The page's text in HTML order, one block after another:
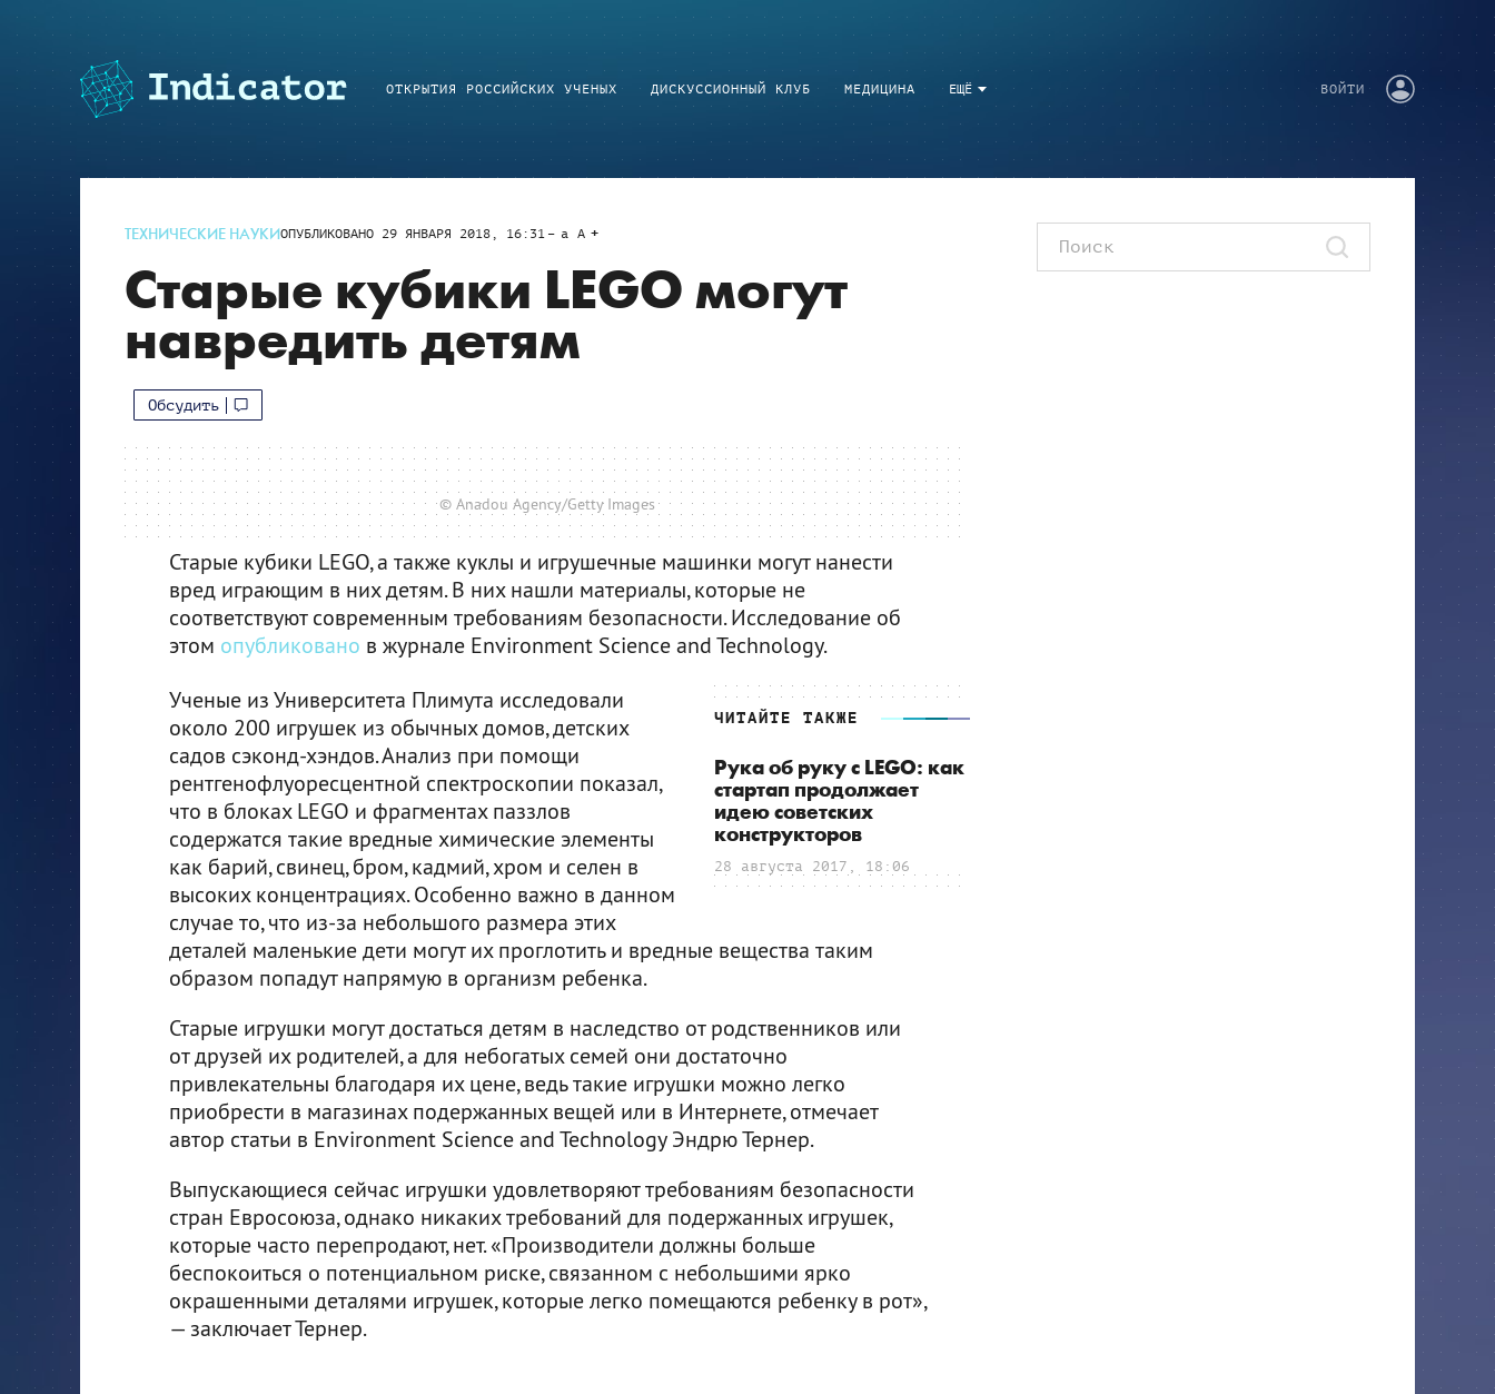
ЕЩЁ
ОТКРЫТИЯ РОССИЙСКИХ УЧЕНЫХ ДИСКУССИОННЫЙ КЛУБ МЕДИЦИНА ВОЙТИ
ТЕХНИЧЕСКИЕ НАУКИОПУБЛИКОВАНО 29 ЯНВАРЯ 2018, 16:31 a A
Старые кубики LEGO могут
навредить детям
Обсудить
© Anadou Agency/Getty Images
Старые кубики LEGO, а также куклы и игрушечные машинки могут нанести
вред играющим в них детям. В них нашли материалы, которые не
соответствуют современным требованиям безопасности. Исследование об
этом опубликовано в журнале Environment Science and Technology.
ЧИТАЙТЕ ТАКЖЕ
Рука об руку с LEGO: как
стартап продолжает
идею советских
конструкторов
28 августа 2017, 18:06
Ученые из Университета Плимута исследовали
около 200 игрушек из обычных домов, детских
садов сэконд-хэндов. Анализ при помощи
рентгенофлуоресцентной спектроскопии показал,
что в блоках LEGO и фрагментах паззлов
содержатся такие вредные химические элементы
как барий, свинец, бром, кадмий, хром и селен в
высоких концентрациях. Особенно важно в данном
случае то, что из-за небольшого размера этих
деталей маленькие дети могут их проглотить и вредные вещества таким
образом попадут напрямую в организм ребенка.
Старые игрушки могут достаться детям в наследство от родственников или
от друзей их родителей, а для небогатых семей они достаточно
привлекательны благодаря их цене, ведь такие игрушки можно легко
приобрести в магазинах подержанных вещей или в Интернете, отмечает
автор статьи в Environment Science and Technology Эндрю Тернер.
Выпускающиеся сейчас игрушки удовлетворяют требованиям безопасности
стран Евросоюза, однако никаких требований для подержанных игрушек,
которые часто перепродают, нет. «Производители должны больше
беспокоиться о потенциальном риске, связанном с небольшими ярко
окрашенными деталями игрушек, которые легко помещаются ребенку в рот»,
— заключает Тернер.